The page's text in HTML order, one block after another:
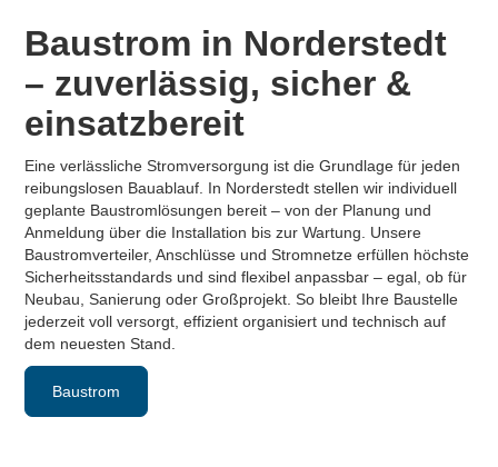
Baustrom in Norderstedt
– zuverlässig, sicher &
einsatzbereit
Eine verlässliche Stromversorgung ist die Grundlage für jeden
reibungslosen Bauablauf. In Norderstedt stellen wir individuell
geplante Baustromlösungen bereit – von der Planung und
Anmeldung über die Installation bis zur Wartung. Unsere
Baustromverteiler, Anschlüsse und Stromnetze erfüllen höchste
Sicherheitsstandards und sind flexibel anpassbar – egal, ob für
Neubau, Sanierung oder Großprojekt. So bleibt Ihre Baustelle
jederzeit voll versorgt, effizient organisiert und technisch auf
dem neuesten Stand.
Baustrom